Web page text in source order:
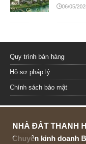
06/05/
Quy trình bán hàng
Hồ sơ pháp lý
Chính sách bảo mật
NHÀ ĐẤT THANH
Chuyên kinh doanh